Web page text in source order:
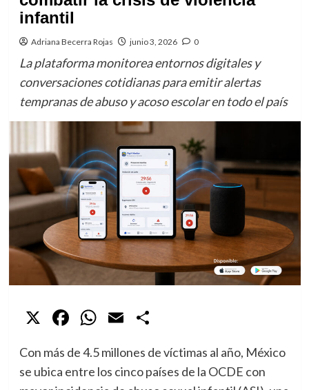
infantil
Adriana Becerra Rojas junio 3, 2026 0
La plataforma monitorea entornos digitales y
conversaciones cotidianas para emitir alertas
tempranas de abuso y acoso escolar en todo el país
X Facebook
WhatsApp
Email
Con más de 4.5 millones de víctimas al año, México
se ubica entre los cinco países de la OCDE con